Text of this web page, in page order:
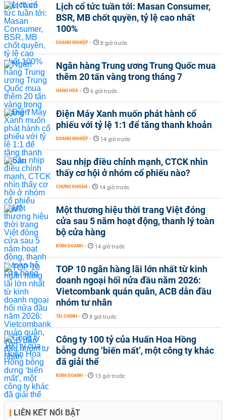
Lịch cổ tức tuần tới: Masan Consumer,
BSR, MB chốt quyền, tỷ lệ cao nhất
100%
DOANH NGHIỆP - 8 giờ trước
Ngân hàng Trung ương Trung Quốc mua
thêm 20 tấn vàng trong tháng 7
HÀNG HÓA - 6 giờ trước
Điện Máy Xanh muốn phát hành cổ
phiếu với tỷ lệ 1:1 để tăng thanh khoản
DOANH NGHIỆP - 14 giờ trước
Sau nhịp điều chỉnh mạnh, CTCK nhìn
thấy cơ hội ở nhóm cổ phiếu nào?
CHỨNG KHOÁN - 14 giờ trước
Một thương hiệu thời trang Việt đóng
cửa sau 5 năm hoạt động, thanh lý toàn
bộ cửa hàng
KINH DOANH - 14 giờ trước
TOP 10 ngân hàng lãi lớn nhất từ kinh
doanh ngoại hối nửa đầu năm 2026:
Vietcombank quán quân, ACB dẫn đầu
nhóm tư nhân
TÀI CHÍNH - 8 giờ trước
Công ty 100 tỷ của Huấn Hoa Hồng
bỗng dưng ‘biến mất’, một công ty khác
đã giải thể
KINH DOANH - 13 giờ trước
LIÊN KẾT NỔI BẬT